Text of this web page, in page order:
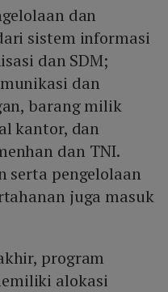
dan
sistem informasi
dan SDM;
dan
barang milik
kantor, dan
dan TNI.
serta pengelolaan
juga masuk
program
alokasi